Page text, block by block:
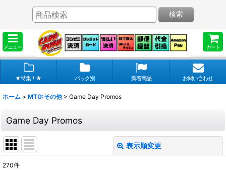
メニュー カート
検索
★特集！★ パック別 新着商品 お問い合わせ
ホーム > MTG:その他 > Game Day Promos
Game Day Promos
表示順変更
270件